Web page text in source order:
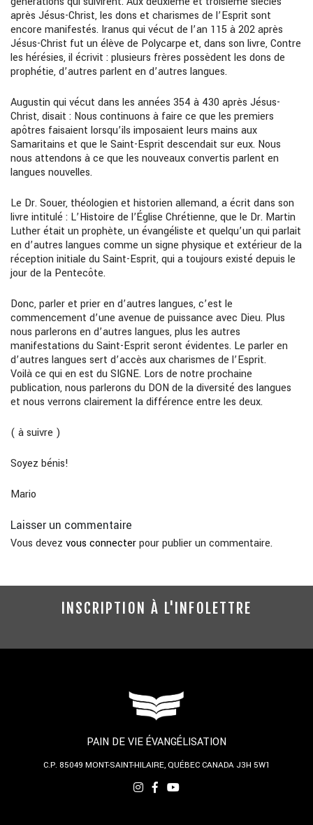
après Jésus-Christ, les dons et charismes de l’Esprit sont
encore manifestés. Iranus qui vécut de l’an 115 à 202 après
Jésus-Christ fut un élève de Polycarpe et, dans son livre, Contre
les hérésies, il écrivit : plusieurs frères possèdent les dons de
prophétie, d’autres parlent en d’autres langues.
Augustin qui vécut dans les années 354 à 430 après Jésus-
Christ, disait : Nous continuons à faire ce que les premiers
apôtres faisaient lorsqu’ils imposaient leurs mains aux
Samaritains et que le Saint-Esprit descendait sur eux. Nous
nous attendons à ce que les nouveaux convertis parlent en
langues nouvelles.
Le Dr. Souer, théologien et historien allemand, a écrit dans son
livre intitulé : L’Histoire de l’Église Chrétienne, que le Dr. Martin
Luther était un prophète, un évangéliste et quelqu’un qui parlait
en d’autres langues comme un signe physique et extérieur de la
réception initiale du Saint-Esprit, qui a toujours existé depuis le
jour de la Pentecôte.
Donc, parler et prier en d’autres langues, c’est le
commencement d’une avenue de puissance avec Dieu. Plus
nous parlerons en d’autres langues, plus les autres
manifestations du Saint-Esprit seront évidentes. Le parler en
d’autres langues sert d’accès aux charismes de l’Esprit.
Voilà ce qui en est du SIGNE. Lors de notre prochaine
publication, nous parlerons du DON de la diversité des langues
et nous verrons clairement la différence entre les deux.
( à suivre )
Soyez bénis!
Mario
Laisser un commentaire
Vous devez vous connecterpour publier un commentaire.
INSCRIPTION À L'INFOLETTRE
PAIN DE VIE ÉVANGÉLISATION
C.P. 85049 MONT-SAINT-HILAIRE, QUÉBECCANADA J3H 5W1